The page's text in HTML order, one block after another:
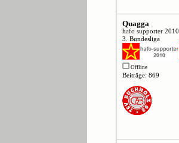
Quagga
hafo supporter 2010
3. Bundesliga
Offline
Beiträge: 869